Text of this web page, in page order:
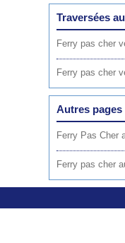
Traversées
Ferry pas cher
Ferry pas cher
Autres pages
Ferry Pas Cher
Ferry pas cher